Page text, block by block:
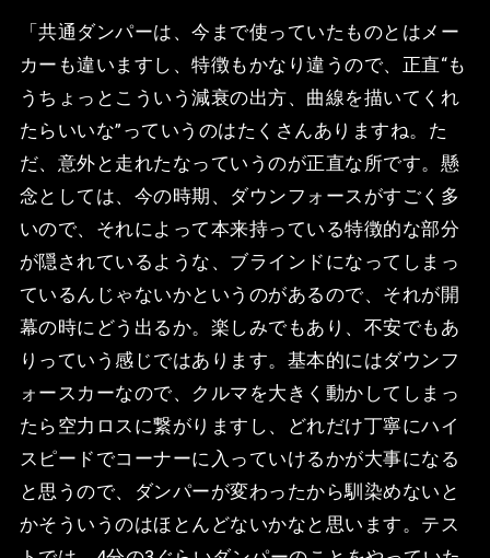
「共通ダンパーは、今まで使っていたものとはメー
カーも違いますし、特徴もかなり違うので、正直“も
うちょっとこういう減衰の出方、曲線を描いてくれ
たらいいな”っていうのはたくさんありますね。た
だ、意外と走れたなっていうのが正直な所です。懸
念としては、今の時期、ダウンフォースがすごく多
いので、それによって本来持っている特徴的な部分
が隠されているような、ブラインドになってしまっ
ているんじゃないかというのがあるので、それが開
幕の時にどう出るか。楽しみでもあり、不安でもあ
りっていう感じではあります。基本的にはダウンフ
ォースカーなので、クルマを大きく動かしてしまっ
たら空力ロスに繋がりますし、どれだけ丁寧にハイ
スピードでコーナーに入っていけるかが大事になる
と思うので、ダンパーが変わったから馴染めないと
かそういうのはほとんどないかなと思います。テス